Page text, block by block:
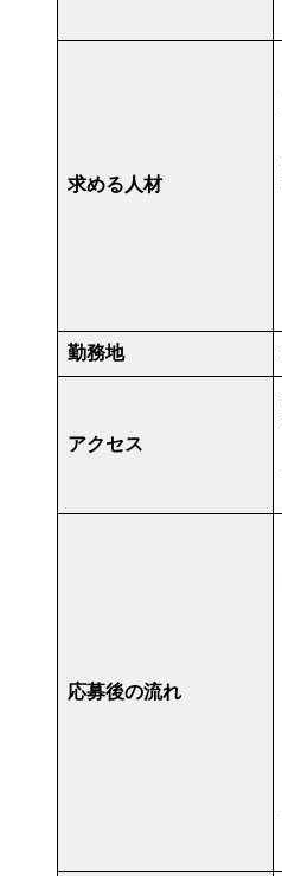
求める人材
勤務地
アクセス
応募後の流れ